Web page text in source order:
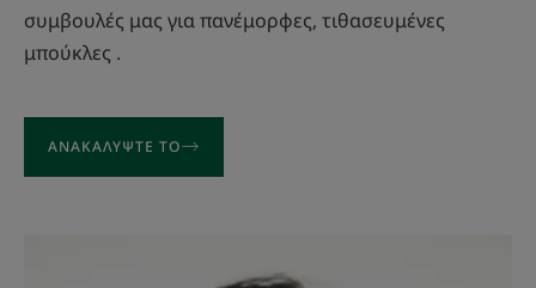
συμβουλές μας για πανέμορφες, τιθασευμένες
μπούκλες .
ΑΝΑΚΑΛΎΨΤΕ ΤΟ